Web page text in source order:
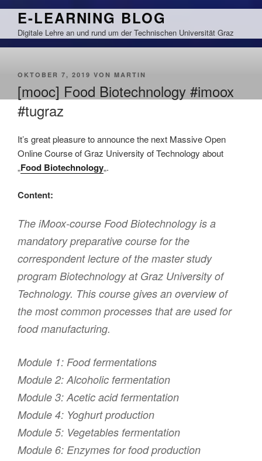
Zum
springen
E-LEARNING BLOG
Digitale Lehre an und rund um der Technischen Universität Graz
VERÖFFENTLICHT
OKTOBER 7, 2019 VON MARTIN
[mooc] Food Biotechnology #imoox
#tugraz
It’s great pleasure to announce the next Massive Open
Online Course of Graz University of Technology about
„Food Biotechnology„.
Content:
The iMoox-course Food Biotechnology is a
mandatory preparative course for the
correspondent lecture of the master study
program Biotechnology at Graz University of
Technology. This course gives an overview of
the most common processes that are used for
food manufacturing.
Module 1: Food fermentations
Module 2: Alcoholic fermentation
Module 3: Acetic acid fermentation
Module 4: Yoghurt production
Module 5: Vegetables fermentation
Module 6: Enzymes for food production